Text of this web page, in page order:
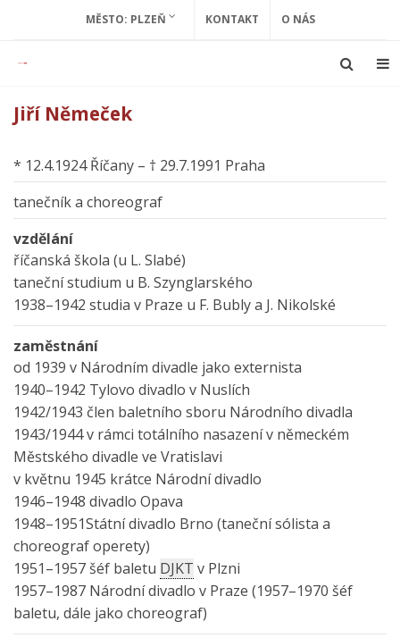
MĚSTO: PLZEŇ KONTAKT O NÁS
Jiří Němeček
* 12.4.1924 Říčany – † 29.7.1991 Praha
tanečník a choreograf
vzdělání
říčanská škola (u L. Slabé)
taneční studium u B. Szynglarského
1938–1942 studia v Praze u F. Bubly a J. Nikolské
zaměstnání
od 1939 v Národním divadle jako externista
1940–1942 Tylovo divadlo v Nuslích
1942/1943 člen baletního sboru Národního divadla
1943/1944 v rámci totálního nasazení v německém
Městského divadle ve Vratislavi
v květnu 1945 krátce Národní divadlo
1946–1948 divadlo Opava
1948–1951Státní divadlo Brno (taneční sólista a
choreograf operety)
1951–1957 šéf baletu DJKT v Plzni
1957–1987 Národní divadlo v Praze (1957–1970 šéf
baletu, dále jako choreograf)